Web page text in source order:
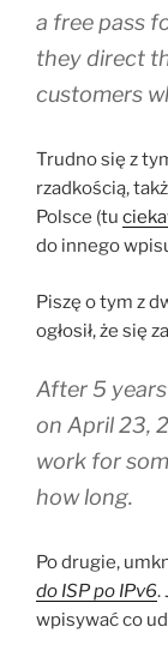
a free pass
they direct
customers
Trudno się z
rzadkością,
Polsce (tu
do innego
Piszę o tym z
ogłosił, że się
After 5
on April 23,
work for
how long.
Po drugie,
do ISP po IPv6.
wpisywać co